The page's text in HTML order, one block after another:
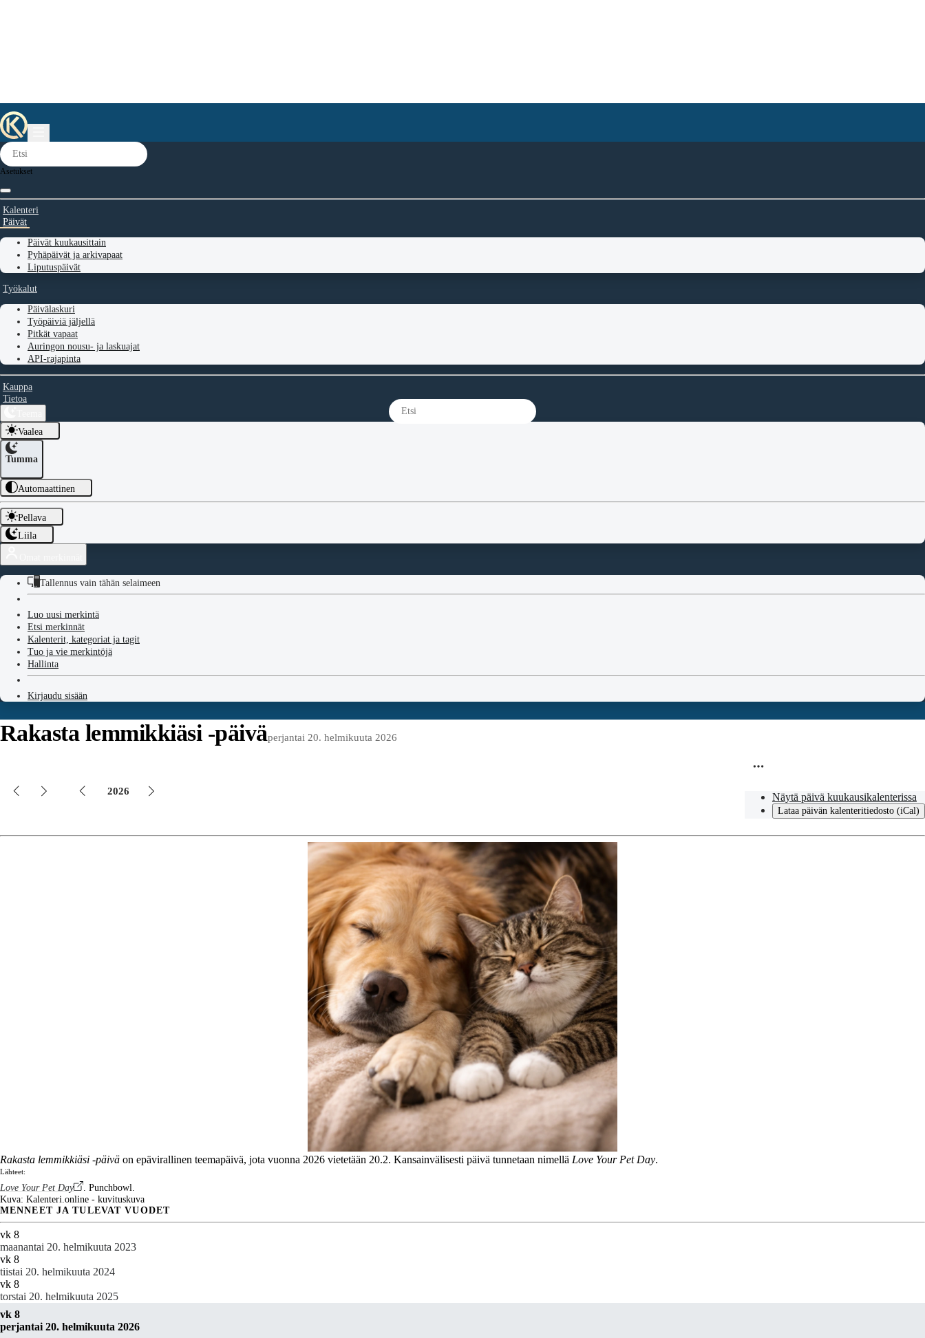
Asetukset
Kalenteri
Päivät
Päivät kuukausittain
Pyhäpäivät ja arkivapaat
Liputuspäivät
Työkalut
Päivälaskuri
Työpäiviä jäljellä
Pitkät vapaat
Auringon nousu- ja laskuajat
API-rajapinta
Kauppa
Tietoa
Vaalea
Tumma
Automaattinen
Pellava
Liila
Tallennus vain tähän selaimeen
Luo uusi merkintä
Etsi merkinnät
Kalenterit, kategoriat ja tagit
Tuo ja vie merkintöjä
Hallinta
Kirjaudu sisään
Rakasta lemmikkiäsi -päiväperjantai 20. helmikuuta 2026
2026
Näytä päivä kuukausikalenterissa
Lataa päivän kalenteritiedosto (iCal)
Rakasta lemmikkiäsi -päivä on epävirallinen teemapäivä, jota vuonna 2026 vietetään 20.2. Kansainvälisesti päivä tunnetaan nimellä Love Your Pet Day.
Lähteet:
Love Your Pet Day
. Punchbowl.
Kuva: Kalenteri.online - kuvituskuva
MENNEET JA TULEVAT VUODET
vk 8
maanantai 20. helmikuuta 2023
vk 8
tiistai 20. helmikuuta 2024
vk 8
torstai 20. helmikuuta 2025
vk 8
perjantai 20. helmikuuta 2026